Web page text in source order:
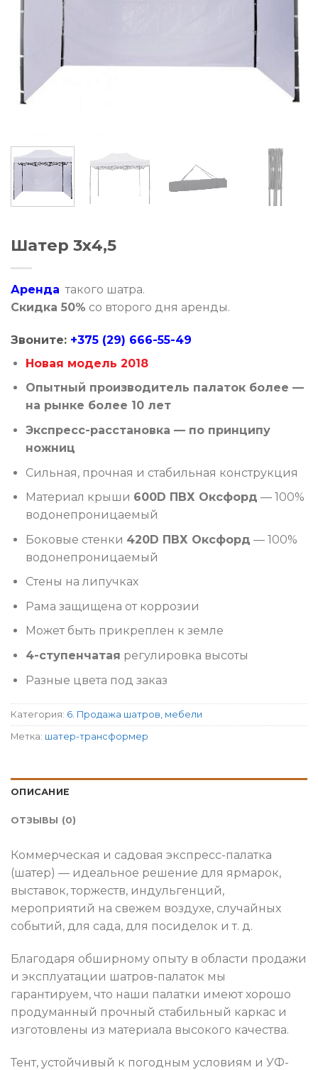
Шатер 3х4,5
Аренда такого шатра.
Скидка 50% со второго дня аренды.
Звоните: +375 (29) 666-55-49
Новая модель 2018
Опытный производитель палаток более —
на рынке более 10 лет
Экспресс-расстановка — по принципу
ножниц
Сильная, прочная и стабильная конструкция
Материал крыши 600D ПВХ Оксфорд — 100%
водонепроницаемый
Боковые стенки 420D ПВХ Оксфорд — 100%
водонепроницаемый
Стены на липучках
Рама защищена от коррозии
Может быть прикреплен к земле
4-ступенчатая регулировка высоты
Разные цвета под заказ
Категория: 6. Продажа шатров, мебели
Метка: шатер-трансформер
ОПИСАНИЕ
ОТЗЫВЫ (0)
Коммерческая и садовая экспресс-палатка
(шатер) — идеальное решение для ярмарок,
выставок, торжеств, индульгенций,
мероприятий на свежем воздухе, случайных
событий, для сада, для посиделок и т. д.
Благодаря обширному опыту в области продажи
и эксплуатации шатров-палаток мы
гарантируем, что наши палатки имеют хорошо
продуманный прочный стабильный каркас и
изготовлены из материала высокого качества.
Тент, устойчивый к погодным условиям и УФ-